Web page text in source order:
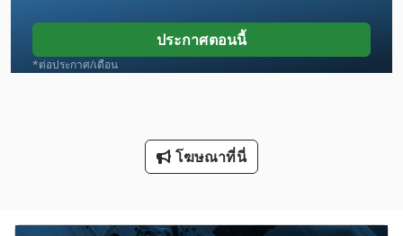
Lcf 1
Lm
ประกาศตอนนี้
*ต่อประกาศ/เดือน
โฆษณาที่นี่